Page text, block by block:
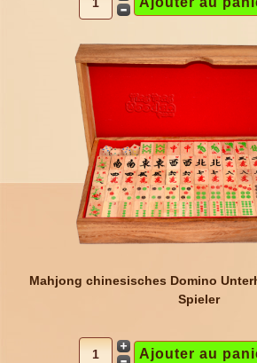
Mahjong chinesisches Domino
Spieler